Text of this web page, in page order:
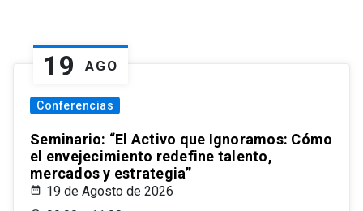
19 AGO
Conferencias
Seminario: “El Activo que Ignoramos: Cómo
el envejecimiento redefine talento,
mercados y estrategia”
19 de Agosto de 2026